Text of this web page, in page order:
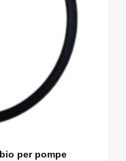
per pompe